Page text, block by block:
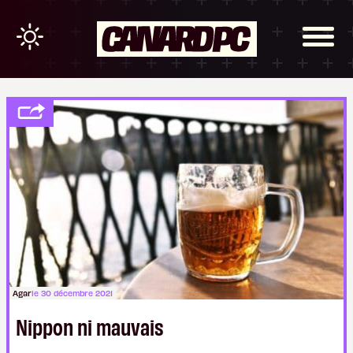
Agarle 30 décembre 2021
Nippon ni mauvais